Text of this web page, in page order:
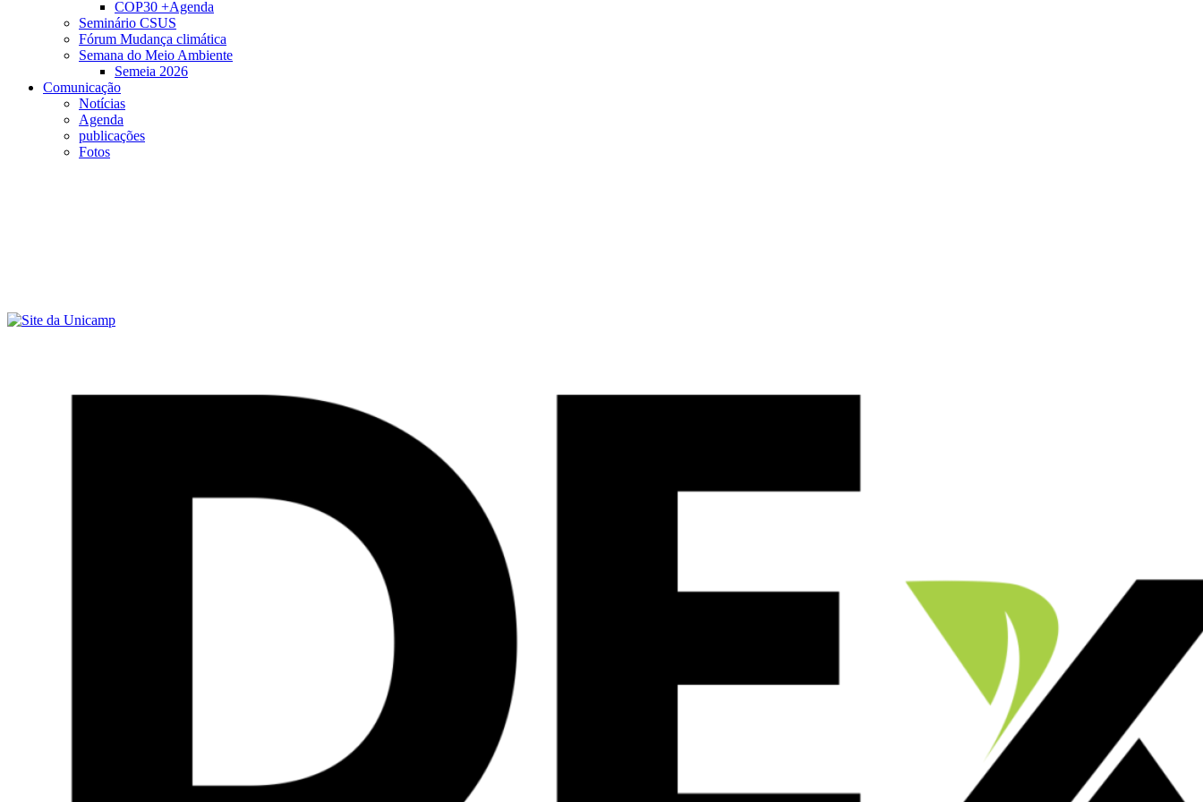
COP30 +Agenda
Seminário CSUS
Fórum Mudança climática
Semana do Meio Ambiente
Semeia 2026
Comunicação
Notícias
Agenda
publicações
Fotos